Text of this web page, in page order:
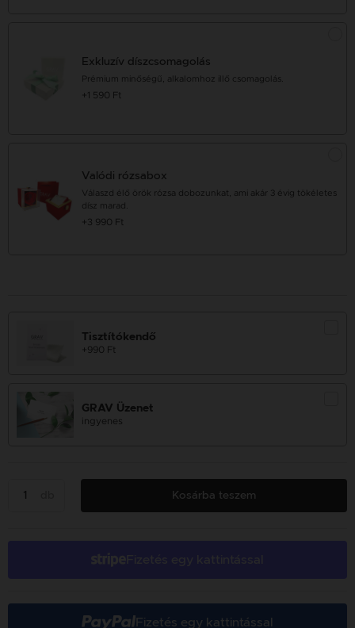
Exkluzív díszcsomagolás
Prémium minőségű, alkalomhoz illő csomagolás.
+1 590 Ft
Valódi rózsabox
Válaszd élő örök rózsa dobozunkat, ami akár 3 évig tökéletes
dísz marad.
+3 990 Ft
Tisztítókendő
+990 Ft
GRAV Üzenet
ingyenes
Kosárba teszem
Fizetés egy kattintással